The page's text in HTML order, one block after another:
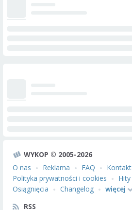
WYKOP © 2005-2026
O nas
Reklama FAQ Kontakt
Polityka prywatności i cookies
Hity
Osiągnięcia
Changelog
więcej
RSS